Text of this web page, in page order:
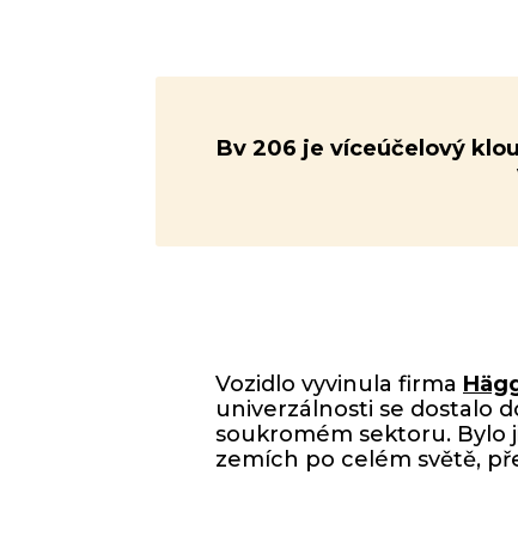
Bv 206 je víceúčelový
Vozidlo vyvinula firma
univerzálnosti se dostalo
soukromém sektoru. Bylo
zemích po celém světě,